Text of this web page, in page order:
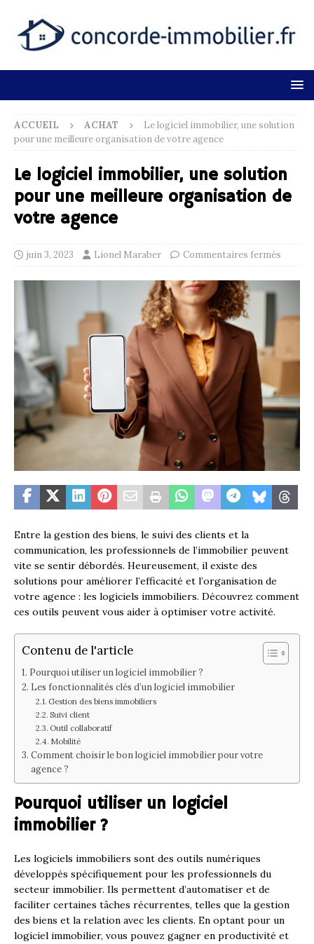
ACCUEIL ACHAT
Le logiciel immobilier, une solution
pour une meilleure organisation de votre agence
Le logiciel immobilier, une solution
pour une meilleure organisation de
votre agence
juin 3, 2023 Lionel Maraber Commentaires fermés
Entre la gestion des biens, le suivi des clients et la
communication, les professionnels de l’immobilier peuvent
vite se sentir débordés. Heureusement, il existe des
solutions pour améliorer l’efficacité et l’organisation de
votre agence : les logiciels immobiliers. Découvrez comment
ces outils peuvent vous aider à optimiser votre activité.
Contenu de l'article
Pourquoi utiliser un logiciel immobilier ?
Les fonctionnalités clés d’un logiciel immobilier
Gestion des biens immobiliers
Suivi client
Outil collaboratif
Mobilité
Comment choisir le bon logiciel immobilier pour votre
agence ?
Pourquoi utiliser un logiciel
immobilier ?
Les logiciels immobiliers sont des outils numériques
développés spécifiquement pour les professionnels du
secteur immobilier. Ils permettent d’automatiser et de
faciliter certaines tâches récurrentes, telles que la gestion
des biens et la relation avec les clients. En optant pour un
logiciel immobilier, vous pouvez gagner en productivité et